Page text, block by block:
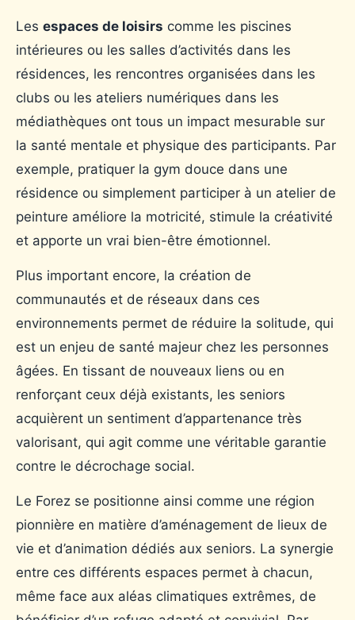
Les espaces de loisirs comme les piscines
intérieures ou les salles d’activités dans les
résidences, les rencontres organisées dans les
clubs ou les ateliers numériques dans les
médiathèques ont tous un impact mesurable sur
la santé mentale et physique des participants. Par
exemple, pratiquer la gym douce dans une
résidence ou simplement participer à un atelier de
peinture améliore la motricité, stimule la créativité
et apporte un vrai bien-être émotionnel.
Plus important encore, la création de
communautés et de réseaux dans ces
environnements permet de réduire la solitude, qui
est un enjeu de santé majeur chez les personnes
âgées. En tissant de nouveaux liens ou en
renforçant ceux déjà existants, les seniors
acquièrent un sentiment d’appartenance très
valorisant, qui agit comme une véritable garantie
contre le décrochage social.
Le Forez se positionne ainsi comme une région
pionnière en matière d’aménagement de lieux de
vie et d’animation dédiés aux seniors. La synergie
entre ces différents espaces permet à chacun,
même face aux aléas climatiques extrêmes, de